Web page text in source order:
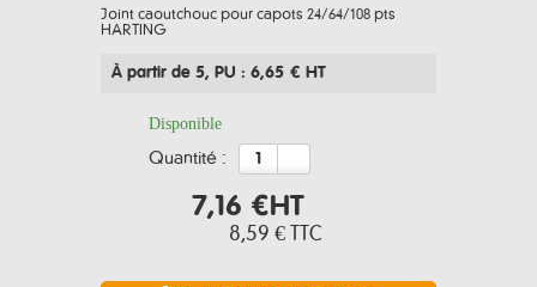
Joint caoutchouc pour capots 24/64/108 pts
HARTING
À partir de 5, PU : 6,65 € HT
Disponible
quantité :
7,16 €HT
8,59 € TTC